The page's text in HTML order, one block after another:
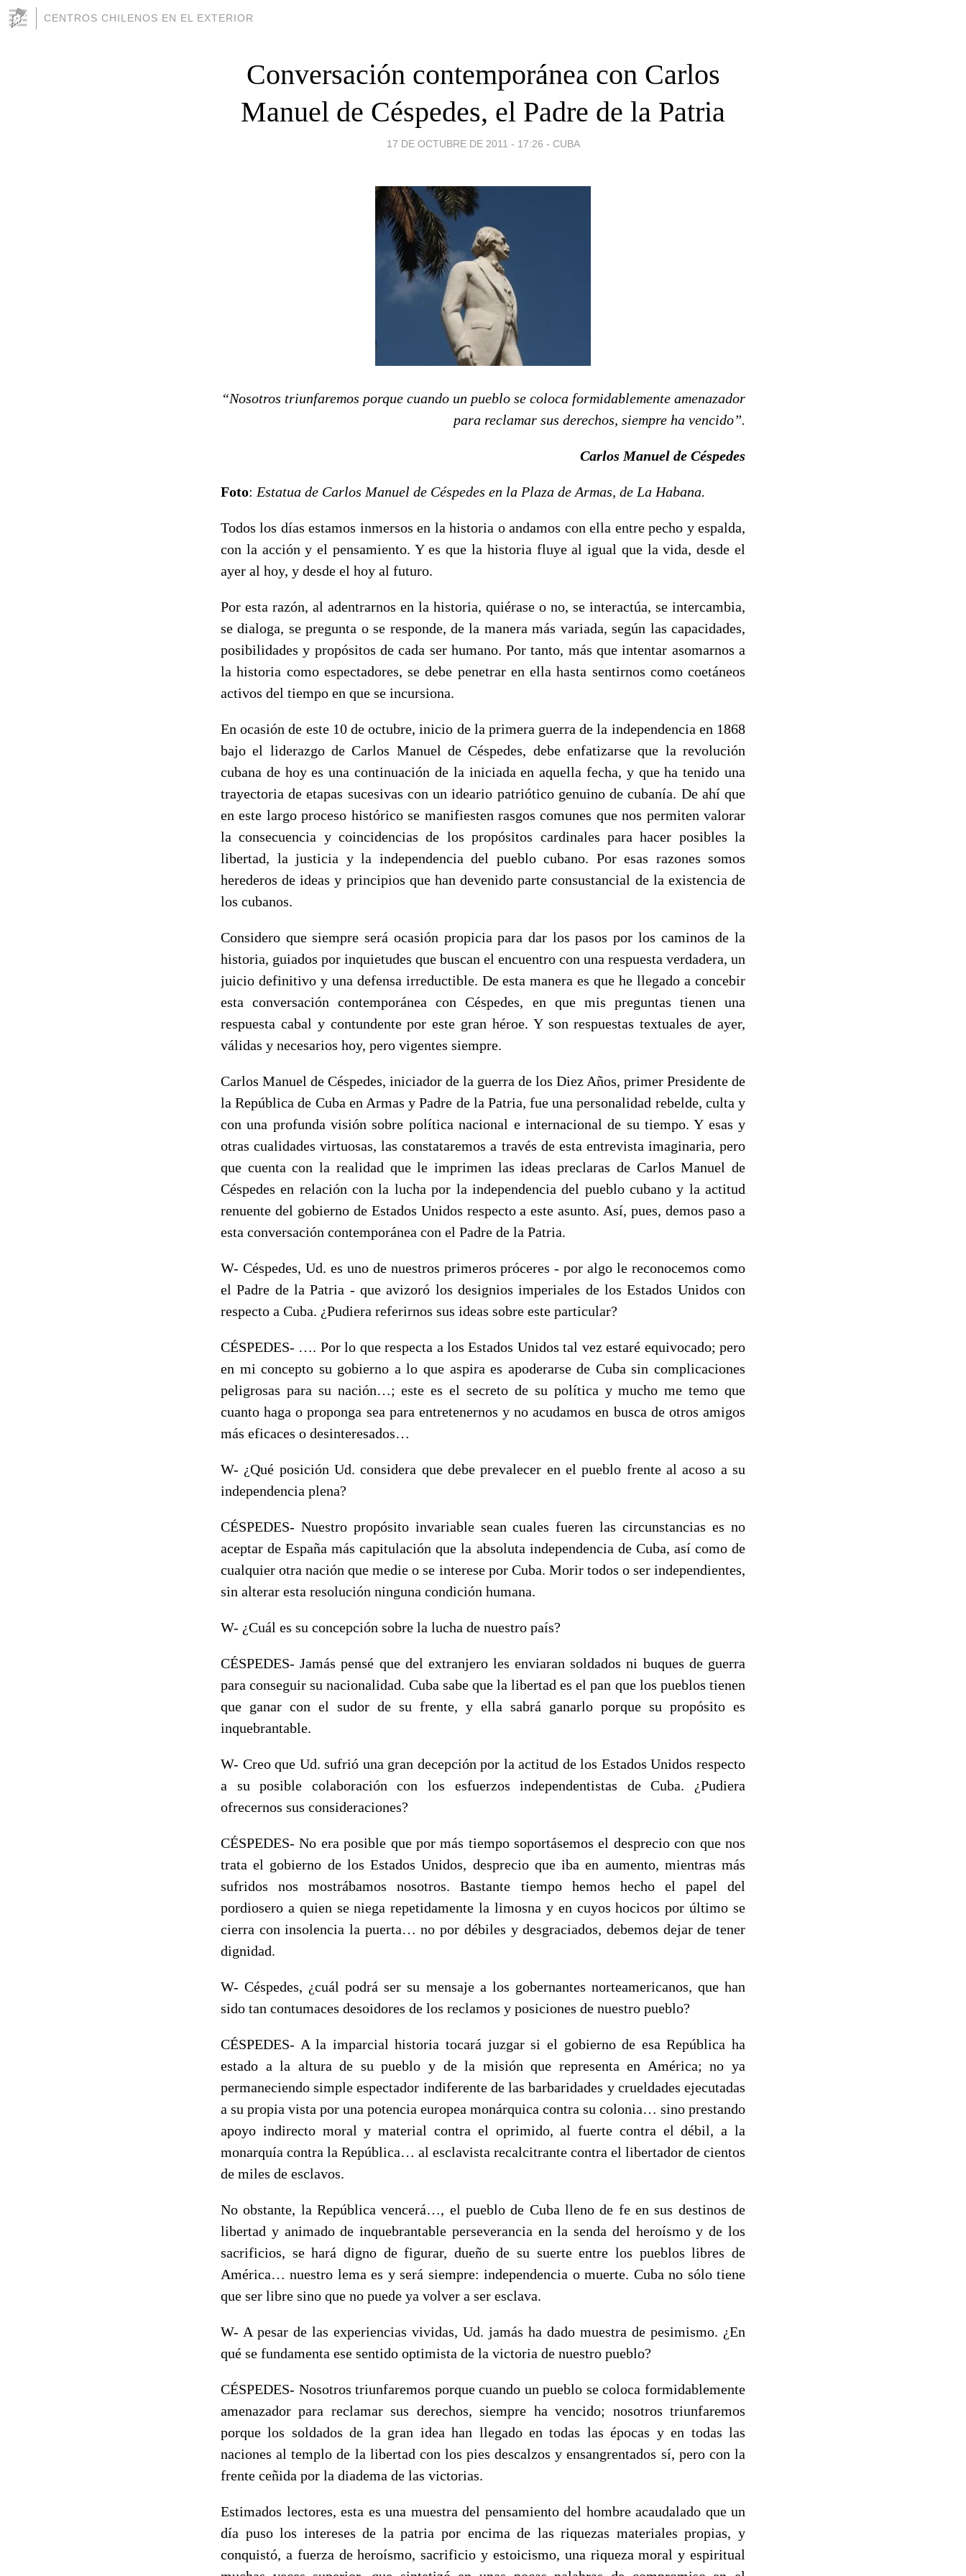
CENTROS CHILENOS EN EL EXTERIOR
Conversación contemporánea con Carlos
Manuel de Céspedes, el Padre de la Patria
17 DE OCTUBRE DE 2011 - 17:26 - CUBA
“Nosotros triunfaremos porque cuando un pueblo se coloca formidablemente amenazador
para reclamar sus derechos, siempre ha vencido”.
Carlos Manuel de Céspedes
Foto: Estatua de Carlos Manuel de Céspedes en la Plaza de Armas, de La Habana.
Todos los días estamos inmersos en la historia o andamos con ella entre pecho y espalda,
con la acción y el pensamiento. Y es que la historia fluye al igual que la vida, desde el
ayer al hoy, y desde el hoy al futuro.
Por esta razón, al adentrarnos en la historia, quiérase o no, se interactúa, se intercambia,
se dialoga, se pregunta o se responde, de la manera más variada, según las capacidades,
posibilidades y propósitos de cada ser humano. Por tanto, más que intentar asomarnos a
la historia como espectadores, se debe penetrar en ella hasta sentirnos como coetáneos
activos del tiempo en que se incursiona.
En ocasión de este 10 de octubre, inicio de la primera guerra de la independencia en 1868
bajo el liderazgo de Carlos Manuel de Céspedes, debe enfatizarse que la revolución
cubana de hoy es una continuación de la iniciada en aquella fecha, y que ha tenido una
trayectoria de etapas sucesivas con un ideario patriótico genuino de cubanía. De ahí que
en este largo proceso histórico se manifiesten rasgos comunes que nos permiten valorar
la consecuencia y coincidencias de los propósitos cardinales para hacer posibles la
libertad, la justicia y la independencia del pueblo cubano. Por esas razones somos
herederos de ideas y principios que han devenido parte consustancial de la existencia de
los cubanos.
Considero que siempre será ocasión propicia para dar los pasos por los caminos de la
historia, guiados por inquietudes que buscan el encuentro con una respuesta verdadera, un
juicio definitivo y una defensa irreductible. De esta manera es que he llegado a concebir
esta conversación contemporánea con Céspedes, en que mis preguntas tienen una
respuesta cabal y contundente por este gran héroe. Y son respuestas textuales de ayer,
válidas y necesarios hoy, pero vigentes siempre.
Carlos Manuel de Céspedes, iniciador de la guerra de los Diez Años, primer Presidente de
la República de Cuba en Armas y Padre de la Patria, fue una personalidad rebelde, culta y
con una profunda visión sobre política nacional e internacional de su tiempo. Y esas y
otras cualidades virtuosas, las constataremos a través de esta entrevista imaginaria, pero
que cuenta con la realidad que le imprimen las ideas preclaras de Carlos Manuel de
Céspedes en relación con la lucha por la independencia del pueblo cubano y la actitud
renuente del gobierno de Estados Unidos respecto a este asunto. Así, pues, demos paso a
esta conversación contemporánea con el Padre de la Patria.
W- Céspedes, Ud. es uno de nuestros primeros próceres - por algo le reconocemos como
el Padre de la Patria - que avizoró los designios imperiales de los Estados Unidos con
respecto a Cuba. ¿Pudiera referirnos sus ideas sobre este particular?
CÉSPEDES- …. Por lo que respecta a los Estados Unidos tal vez estaré equivocado; pero
en mi concepto su gobierno a lo que aspira es apoderarse de Cuba sin complicaciones
peligrosas para su nación…; este es el secreto de su política y mucho me temo que
cuanto haga o proponga sea para entretenernos y no acudamos en busca de otros amigos
más eficaces o desinteresados…
W- ¿Qué posición Ud. considera que debe prevalecer en el pueblo frente al acoso a su
independencia plena?
CÉSPEDES- Nuestro propósito invariable sean cuales fueren las circunstancias es no
aceptar de España más capitulación que la absoluta independencia de Cuba, así como de
cualquier otra nación que medie o se interese por Cuba. Morir todos o ser independientes,
sin alterar esta resolución ninguna condición humana.
W- ¿Cuál es su concepción sobre la lucha de nuestro país?
CÉSPEDES- Jamás pensé que del extranjero les enviaran soldados ni buques de guerra
para conseguir su nacionalidad. Cuba sabe que la libertad es el pan que los pueblos tienen
que ganar con el sudor de su frente, y ella sabrá ganarlo porque su propósito es
inquebrantable.
W- Creo que Ud. sufrió una gran decepción por la actitud de los Estados Unidos respecto
a su posible colaboración con los esfuerzos independentistas de Cuba. ¿Pudiera
ofrecernos sus consideraciones?
CÉSPEDES- No era posible que por más tiempo soportásemos el desprecio con que nos
trata el gobierno de los Estados Unidos, desprecio que iba en aumento, mientras más
sufridos nos mostrábamos nosotros. Bastante tiempo hemos hecho el papel del
pordiosero a quien se niega repetidamente la limosna y en cuyos hocicos por último se
cierra con insolencia la puerta… no por débiles y desgraciados, debemos dejar de tener
dignidad.
W- Céspedes, ¿cuál podrá ser su mensaje a los gobernantes norteamericanos, que han
sido tan contumaces desoidores de los reclamos y posiciones de nuestro pueblo?
CÉSPEDES- A la imparcial historia tocará juzgar si el gobierno de esa República ha
estado a la altura de su pueblo y de la misión que representa en América; no ya
permaneciendo simple espectador indiferente de las barbaridades y crueldades ejecutadas
a su propia vista por una potencia europea monárquica contra su colonia… sino prestando
apoyo indirecto moral y material contra el oprimido, al fuerte contra el débil, a la
monarquía contra la República… al esclavista recalcitrante contra el libertador de cientos
de miles de esclavos.
No obstante, la República vencerá…, el pueblo de Cuba lleno de fe en sus destinos de
libertad y animado de inquebrantable perseverancia en la senda del heroísmo y de los
sacrificios, se hará digno de figurar, dueño de su suerte entre los pueblos libres de
América… nuestro lema es y será siempre: independencia o muerte. Cuba no sólo tiene
que ser libre sino que no puede ya volver a ser esclava.
W- A pesar de las experiencias vividas, Ud. jamás ha dado muestra de pesimismo. ¿En
qué se fundamenta ese sentido optimista de la victoria de nuestro pueblo?
CÉSPEDES- Nosotros triunfaremos porque cuando un pueblo se coloca formidablemente
amenazador para reclamar sus derechos, siempre ha vencido; nosotros triunfaremos
porque los soldados de la gran idea han llegado en todas las épocas y en todas las
naciones al templo de la libertad con los pies descalzos y ensangrentados sí, pero con la
frente ceñida por la diadema de las victorias.
Estimados lectores, esta es una muestra del pensamiento del hombre acaudalado que un
día puso los intereses de la patria por encima de las riquezas materiales propias, y
conquistó, a fuerza de heroísmo, sacrificio y estoicismo, una riqueza moral y espiritual